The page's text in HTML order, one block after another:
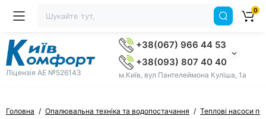
Ліцензія AE №526143
+38(067) 966 44 53
+38(093) 807 40 40
м.Київ, вул Пантелеймона Куліша, 1а
0
Головна Опалювальна техніка та водопостачання Теплові насоси